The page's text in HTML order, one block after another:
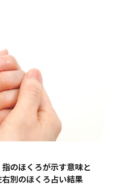
指のほくろが示す意味と
別のほくろ占い結果